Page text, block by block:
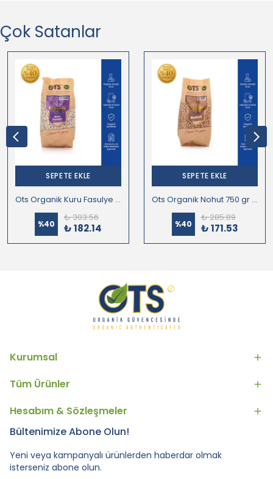
Çok Satanlar
SEPETE EKLE
Ots Organik Kuru Fasulye 750 gr (Organik Sertifikalı, Pestisit Analizli)
%40
₺ 303.56
₺ 182.14
SEPETE EKLE
Ots Organik Nohut 750 gr (Organik Sertifikalı, Pestisit Analizli)
%40
₺ 285.89
₺ 171.53
Kurumsal
Tüm Ürünler
Hesabım & Sözleşmeler
Bültenimize Abone Olun!
Yeni veya kampanyalı ürünlerden haberdar olmak
isterseniz abone olun.